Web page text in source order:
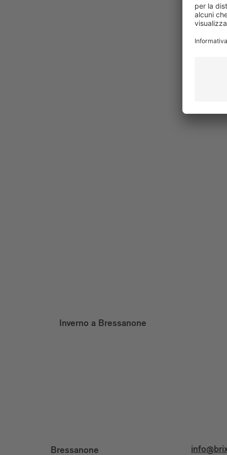
Inverno a Bressanone
Bressanone